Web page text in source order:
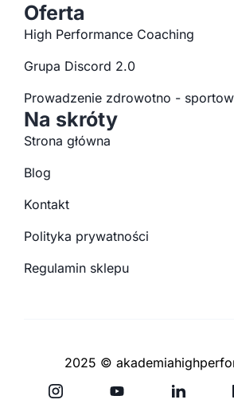
Oferta
High Performance Coaching
Grupa Discord 2.0
Prowadzenie zdrowotno -
Na skróty
Strona główna
Blog
Kontakt
Polityka prywatności
Regulamin sklepu
2025 ©
o